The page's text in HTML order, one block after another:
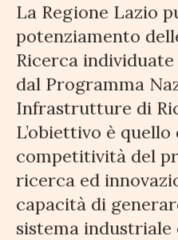
La Regione Lazio
potenziamento
Ricerca
dal Programma
Infrastrutture di
L’obiettivo è
competitività del
ricerca ed
capacità di
sistema